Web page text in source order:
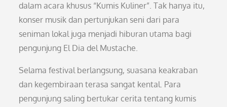
dalam acara khusus “Kumis Kuliner”. Tak hanya itu,
konser musik dan pertunjukan seni dari para
seniman lokal juga menjadi hiburan utama bagi
pengunjung El Dia del Mustache.
Selama festival berlangsung, suasana keakraban
dan kegembiraan terasa sangat kental. Para
pengunjung saling bertukar cerita tentang kumis